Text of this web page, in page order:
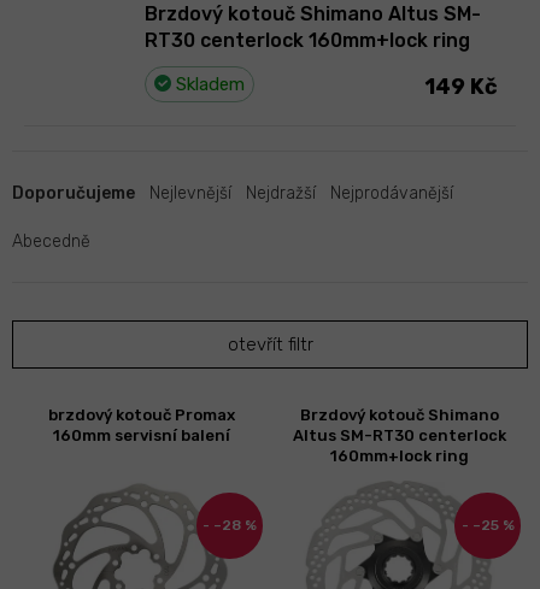
Brzdový kotouč Shimano Altus SM-
RT30 centerlock 160mm+lock ring
Skladem 149 Kč
a
e
p
o
Doporučujeme Nejlevnější Nejdražší Nejprodávanější
Abecedně
otevřít filtr
–28 %
brzdový kotouč Promax
160mm servisní balení
–25 %
Brzdový kotouč Shimano
Altus SM-RT30 centerlock
160mm+lock ring